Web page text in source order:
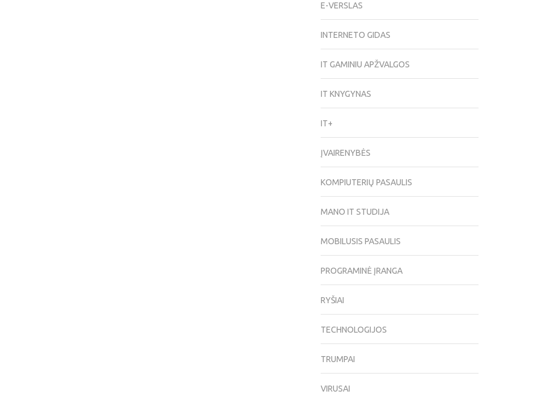
E-VERSLAS
INTERNETO GIDAS
IT GAMINIU APŽVALGOS
IT KNYGYNAS
IT+
ĮVAIRENYBĖS
KOMPIUTERIŲ PASAULIS
MANO IT STUDIJA
MOBILUSIS PASAULIS
PROGRAMINĖ ĮRANGA
RYŠIAI
TECHNOLOGIJOS
TRUMPAI
VIRUSAI